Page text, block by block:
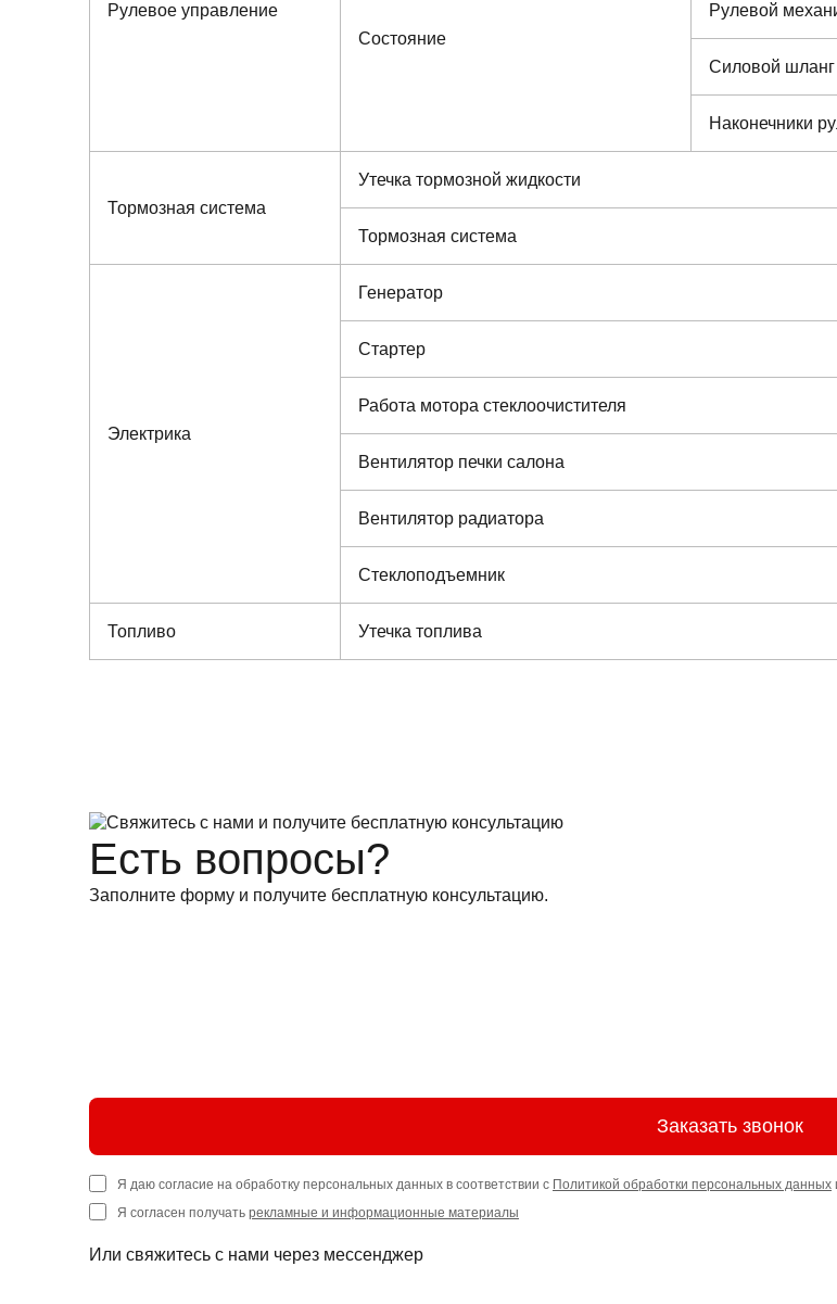
Рулевое управление
Состояние
Рулевой
Силовой шланг
Наконечники
Тормозная система
Утечка тормозной жидкости
Тормозная система
Электрика
Генератор
Стартер
Работа мотора стеклоочистителя
Вентилятор печки салона
Вентилятор радиатора
Стеклоподъемник
Топливо Утечка топлива
Есть вопросы?
Заполните форму и получите бесплатную консультацию.
Заказать звонок
Я даю согласие на обработку персональных данных в соответствии с Политикой обработки персональных данных
Я согласен получать рекламные и информационные материалы
Или свяжитесь с нами через мессенджер